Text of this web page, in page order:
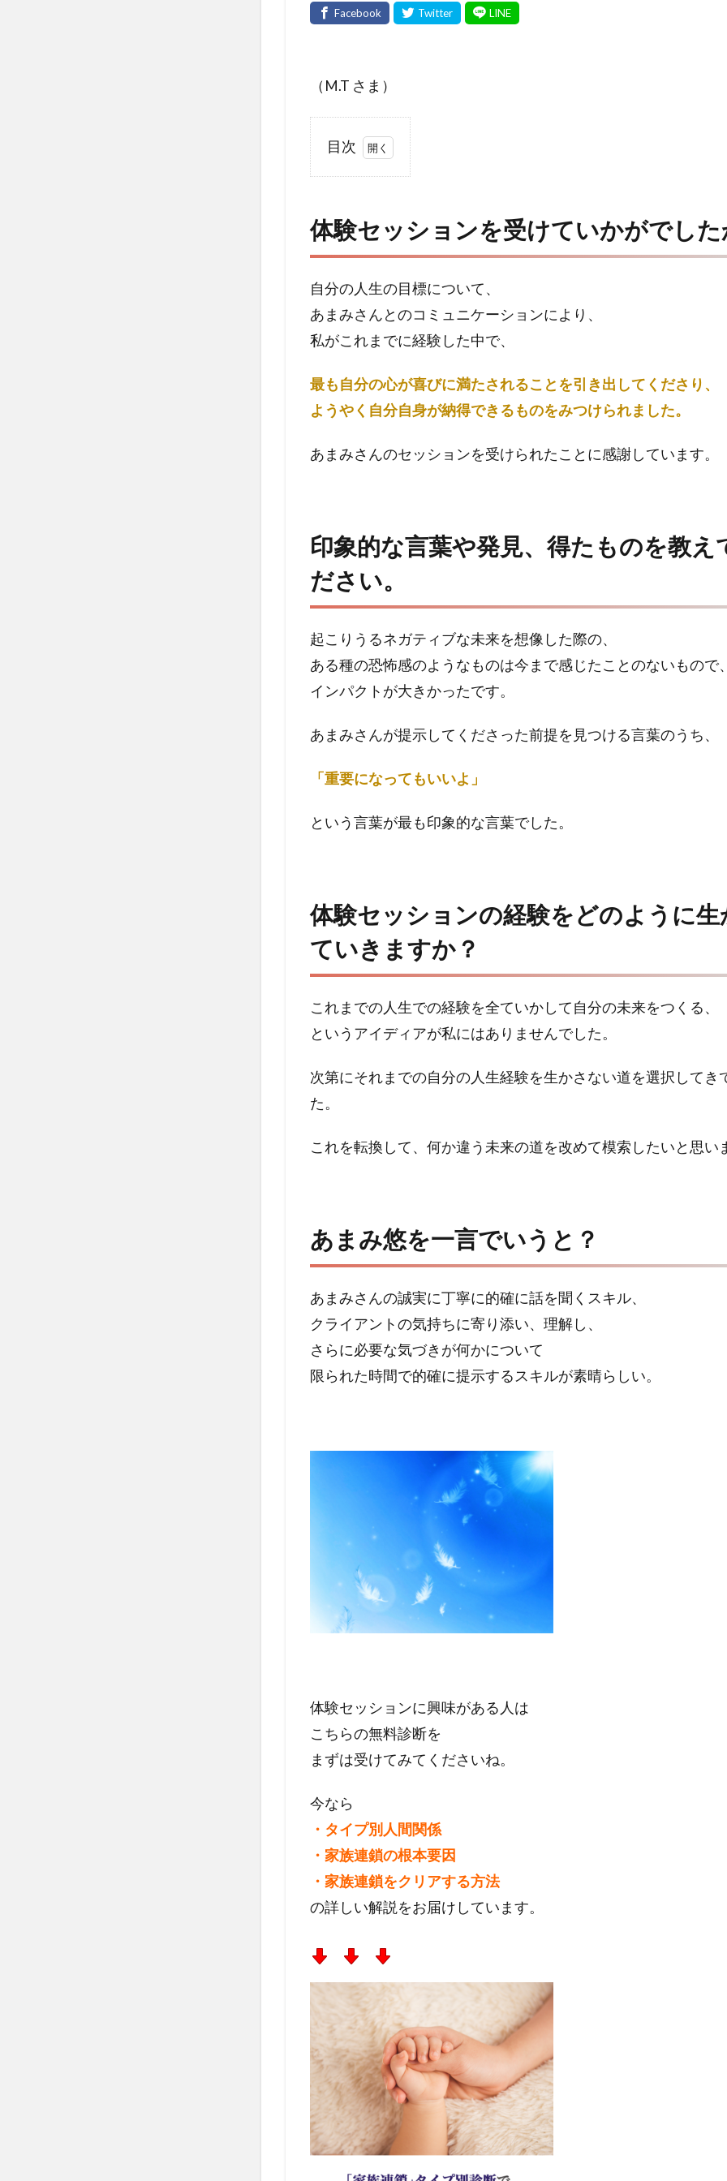
（M.T さま）
目次
ショ
てい
でし
た
2
印象
言葉
を教
えて
くだ
3
体験
セッ
経験
のよ
生か
して
4
あま
み悠
を一
言で
いう
と？
体験セッションを受けていかがでした
自分の人生の目標について、
あまみさんとのコミュニケーションにより、
私がこれまでに経験した中で、
最も自分の心が喜びに満たされることを引き出してくださり、
ようやく自分自身が納得できるものをみつけられました。
あまみさんのセッションを受けられたことに感謝しています。
印象的な言葉や発見、得たものを教え
ださい。
起こりうるネガティブな未来を想像した際の、
ある種の恐怖感のようなものは今まで感じたことのないもので
インパクトが大きかったです。
あまみさんが提示してくださった前提を見つける言葉のうち、
「重要になってもいいよ」
という言葉が最も印象的な言葉でした。
体験セッションの経験をどのように生
ていきますか？
これまでの人生での経験を全ていかして自分の未来をつくる、
というアイディアが私にはありませんでした。
次第にそれまでの自分の人生経験を生かさない道を選択してき
た。
これを転換して、何か違う未来の道を改めて模索したいと思い
あまみ悠を一言でいうと？
あまみさんの誠実に丁寧に的確に話を聞くスキル、
クライアントの気持ちに寄り添い、理解し、
さらに必要な気づきが何かについて
限られた時間で的確に提示するスキルが素晴らしい。
体験セッションに興味がある人は
こちらの無料診断を
まずは受けてみてくださいね。
今なら
・タイプ別人間関係
・家族連鎖の根本要因
・家族連鎖をクリアする方法
の詳しい解説をお届けしています。